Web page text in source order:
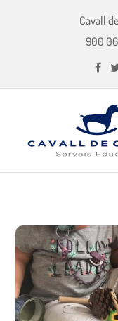
Cavall
900